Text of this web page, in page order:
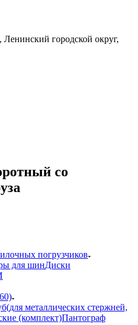
Ленинский городской округ,
со
погрузчиков
для шинДиски
металлических стержней,
(комплект)Пантограф